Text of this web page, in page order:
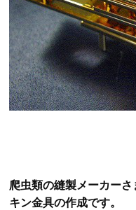
爬虫類の縫製メーカー
キン金具の作成です。